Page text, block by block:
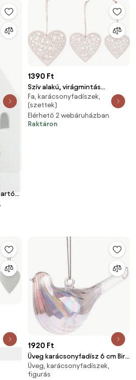
1390 Ft
Szív alakú, virágmintás
függeszthető dekoráció, fehér
színben, 3 darabos csomag
Fa, karácsonyfadíszek,
(szettek)
Elérhető 2 webáruházban
Raktáron
1920 Ft
Üveg karácsonyfadísz 6 cm Bird
– Dakls
Üveg, karácsonyfadíszek,
figurás